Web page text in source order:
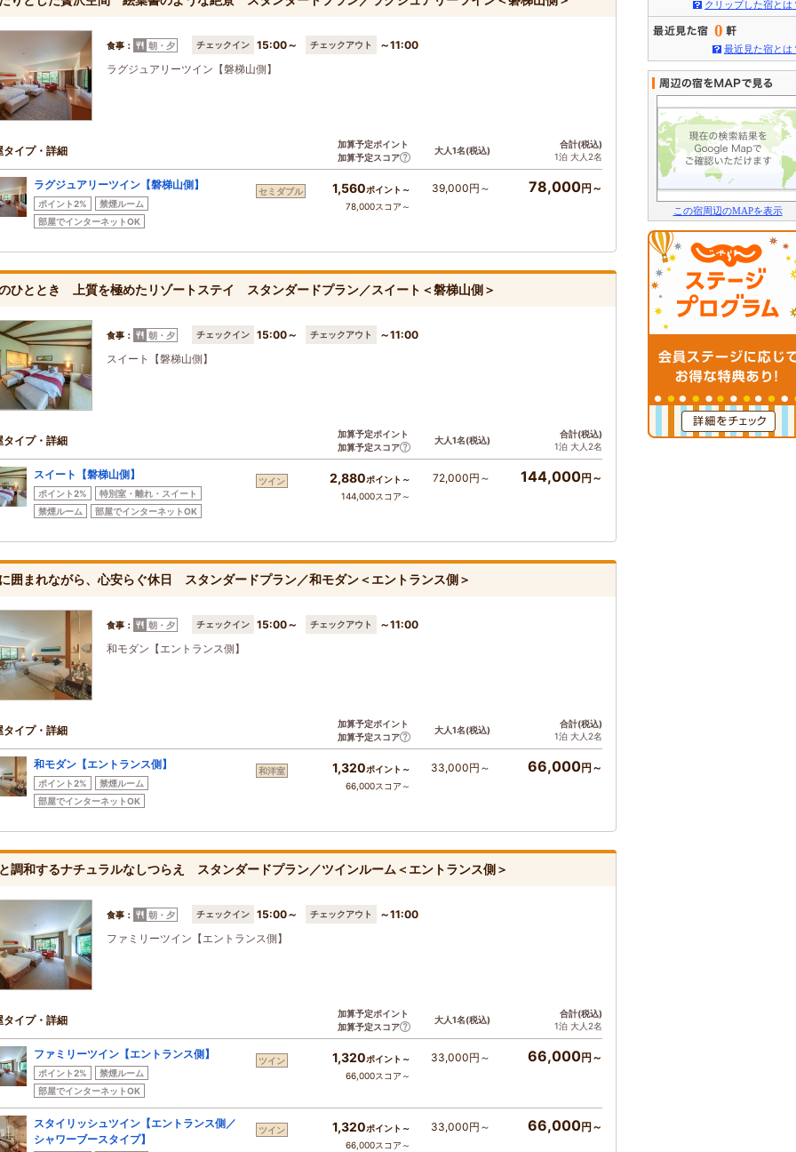
食事： 朝・夕 チェックイン 15:00～ チェックアウト
～11:00
ラグジュアリーツイン【磐梯山側】
タイプ・詳細
加算予定ポイント
加算予定スコア
大人1名(税込)
合計(税込)
1泊 大人2名
ラグジュアリーツイン【磐梯山側】
ポイント2%
禁煙ルーム
部屋でインターネットOK
セミダブル 1,560ポイント～
78,000スコア～
39,000円～ 78,000円～
ひととき 上質を極めたリゾートステイ スタンダードプラン／スイート＜磐梯山側＞
食事： 朝・夕 チェックイン 15:00～ チェックアウト
～11:00
スイート【磐梯山側】
タイプ・詳細
加算予定ポイント
加算予定スコア
大人1名(税込)
合計(税込)
1泊 大人2名
スイート【磐梯山側】
ポイント2%
特別室・離れ・スイート
禁煙ルーム
部屋でインターネットOK
ツイン 2,880ポイント～
144,000スコア～
72,000円～ 144,000円～
囲まれながら、心安らぐ休日 スタンダードプラン／和モダン＜エントランス側＞
食事： 朝・夕 チェックイン 15:00～ チェックアウト
～11:00
和モダン【エントランス側】
タイプ・詳細
加算予定ポイント
加算予定スコア
大人1名(税込)
合計(税込)
1泊 大人2名
和モダン【エントランス側】
ポイント2%
禁煙ルーム
部屋でインターネットOK
和洋室 1,320ポイント～
66,000スコア～
33,000円～ 66,000円～
調和するナチュラルなしつらえ スタンダードプラン／ツインルーム＜エントランス側＞
食事： 朝・夕 チェックイン 15:00～ チェックアウト
～11:00
ファミリーツイン【エントランス側】
タイプ・詳細
加算予定ポイント
加算予定スコア
大人1名(税込)
合計(税込)
1泊 大人2名
ファミリーツイン【エントランス側】
ポイント2%
禁煙ルーム
部屋でインターネットOK
ツイン 1,320ポイント～
66,000スコア～
33,000円～ 66,000円～
スタイリッシュツイン【エントランス側／
シャワーブースタイプ】
ツイン 1,320ポイント～
66,000スコア～
33,000円～ 66,000円～
クリップした宿とは
0
最近見た宿とは
この宿周辺のMAPを表示